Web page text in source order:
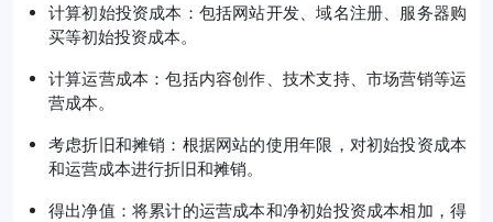
计算初始投资成本：包括网站开发、域名注册、服务器购
买等初始投资成本。
计算运营成本：包括内容创作、技术支持、市场营销等运
营成本。
考虑折旧和摊销：根据网站的使用年限，对初始投资成本
和运营成本进行折旧和摊销。
得出净值：将累计的运营成本和净初始投资成本相加，得